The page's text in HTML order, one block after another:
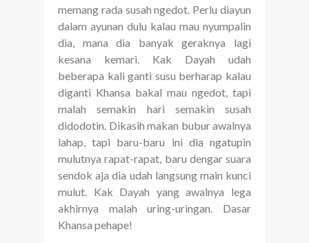
memang rada susah ngedot. Perlu diayun
dalam ayunan dulu kalau mau nyumpalin
dia, mana dia banyak geraknya lagi
kesana kemari. Kak Dayah udah
beberapa kali ganti susu berharap kalau
diganti Khansa bakal mau ngedot, tapi
malah semakin hari semakin susah
didodotin. Dikasih makan bubur awalnya
lahap, tapi baru-baru ini dia ngatupin
mulutnya rapat-rapat, baru dengar suara
sendok aja dia udah langsung main kunci
mulut. Kak Dayah yang awalnya lega
akhirnya malah uring-uringan. Dasar
Khansa pehape!